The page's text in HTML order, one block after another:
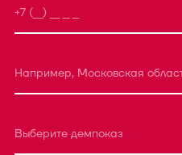
Например, Московская
Выберите демпоказ